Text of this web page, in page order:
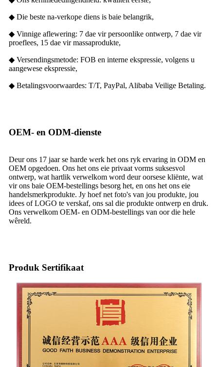
◆ Die beste na-verkope diens is baie belangrik,
◆ Vinnige aflewering: 7 dae vir persoonlike ontwerp, 7 dae vir
proeflees, 15 dae vir massaprodukte,
◆ Versendingsmetode: FOB en interne ekspressie, volgens u
aangewese ekspressie,
◆ Betalingsvoorwaardes: T/T, PayPal, Alibaba Veilige Betaling.
OEM- en ODM-dienste
Deur ons 17 jaar se harde werk het ons ryk ervaring in ODM en
OEM opgedoen. Ons het ons eie privaat vorms suksesvol
ontwerp, wat hartlik verwelkom word deur oorsese kliënte, wat
vir ons baie OEM-bestellings besorg het, en ons het ons eie
handelsmerkprodukte. Jy hoef net foto's van jou produkte, jou
idees of LOGO te verskaf, ons sal die produkte ontwerp en druk.
Ons verwelkom OEM- en ODM-bestellings van oor die hele
wêreld.
Produk Sertifikaat